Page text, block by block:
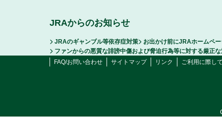
JRAからのお知らせ
JRAのギャンブル等依存症対策
お出かけ前にJRAホームペ
ファンからの悪質な誹謗中傷および脅迫行為等に対する厳正
FAQ/お問い合わせ
サイトマップ リンク ご利用に際し